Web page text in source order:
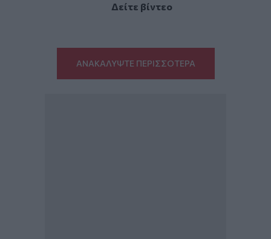
Δείτε βίντεο
ΑΝΑΚΑΛΥΨΤΕ ΠΕΡΙΣΣΟΤΕΡΑ